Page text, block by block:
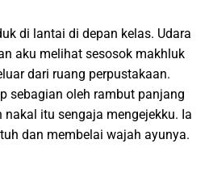
di lantai di depan kelas. Udara
aku melihat sesosok makhluk
dari ruang perpustakaan.
sebagian oleh rambut panjang
itu sengaja mengejekku. Ia
dan membelai wajah ayunya.